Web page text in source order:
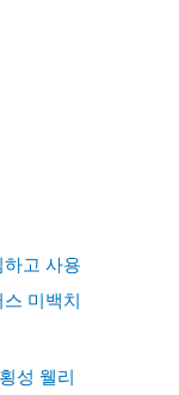
고 사용
미백치
성 웰리